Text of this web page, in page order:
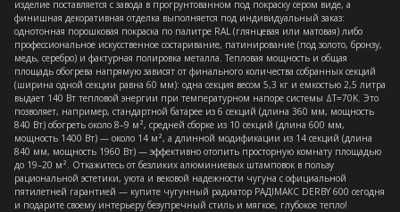
изделие поставляется с завода в прогрунтованном под покраску сером виде, а
финишная декоративная отделка выполняется под индивидуальный заказ:
однотонная порошковая покраска по палитре RAL (глянцевая или матовая) либо
профессиональное искусственное состаривание, патинирование (под золото, бронзу,
медь, серебро) и фактурная полировка металла. Тепловая мощность и общая
площадь обогрева напрямую зависят от финального количества собранных секций
(ширина одной секции равна 60 мм): одна секция весом 5,3 кг и емкостью 2,5 литра
выдает 140 Вт тепловой энергии при температурном напоре системы ΔT=70K. Это
позволяет, например, стандартной батарее из 6 секций (длина 360 мм, мощность
840 Вт) обогреть около 8–9 м², средней сборке из 10 секций (длина 600 мм,
мощность 1400 Вт) — около 14 м², а длинной модификации из 14 секций (длина
840 мм, мощность 1960 Вт) — эффективно отопить просторную комнату площадью
до 19–20 м². Откажитесь от безликих алюминиевых штамповок в пользу
рациональной эстетики, уюта и вековой надежности чугуна с официальной
пятилетней гарантией — купите чугунный радиатор РАДIМАКС DERBY 600 сегодня
и подарите своему интерьеру безупречный стиль и мягкое, глубокое тепло!